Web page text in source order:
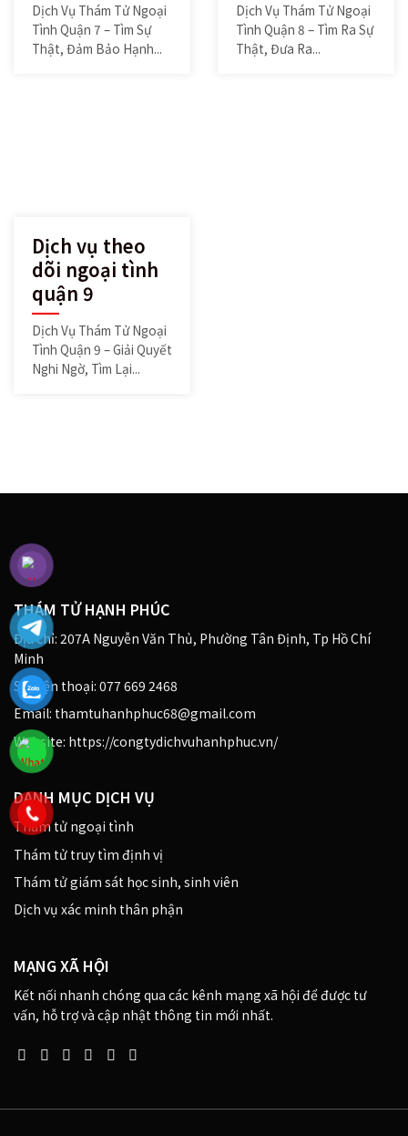
Dịch Vụ Thám Tử Ngoại
Tình Quận 7 – Tìm Sự
Thật, Đảm Bảo Hạnh...
Dịch Vụ Thám Tử Ngoại
Tình Quận 8 – Tìm Ra Sự
Thật, Đưa Ra...
Dịch vụ theo
dõi ngoại tình
quận 9
Dịch Vụ Thám Tử Ngoại
Tình Quận 9 – Giải Quyết
Nghi Ngờ, Tìm Lại...
THÁM TỬ HẠNH PHÚC
Địa chỉ: 207A Nguyễn Văn Thủ, Phường Tân Định, Tp Hồ Chí
Minh
Số điện thoại: 077 669 2468
Email: thamtuhanhphuc68@gmail.com
Website: https://congtydichvuhanhphuc.vn/
DANH MỤC DỊCH VỤ
Thám tử ngoại tình
Thám tử truy tìm định vị
Thám tử giám sát học sinh, sinh viên
Dịch vụ xác minh thân phận
MẠNG XÃ HỘI
Kết nối nhanh chóng qua các kênh mạng xã hội để được tư
vấn, hỗ trợ và cập nhật thông tin mới nhất.